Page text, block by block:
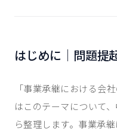
はじめに｜問題提
「事業承継における
はこのテーマについて
ら整理します。事業承